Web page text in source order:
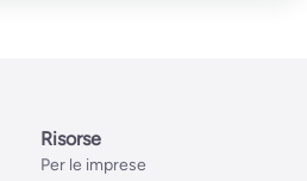
Risorse
Per le imprese